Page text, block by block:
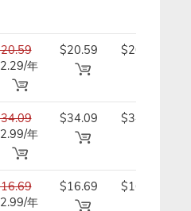
年
$20.59
$20.59/
年
$34.09
$34.09/
年
$16.69
$16.69/